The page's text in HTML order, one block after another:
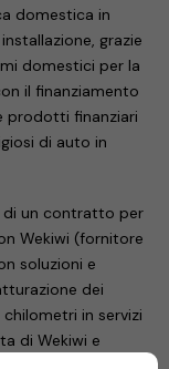
domestica in
grazie
domestici per la
il finanziamento
prodotti finanziari
di auto in
di un contratto per
Wekiwi (fornitore
soluzioni e
dei
in servizi
di Wekiwi e